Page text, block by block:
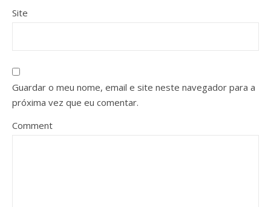
Site
Guardar o meu nome, email e site neste navegador para a
próxima vez que eu comentar.
Comment